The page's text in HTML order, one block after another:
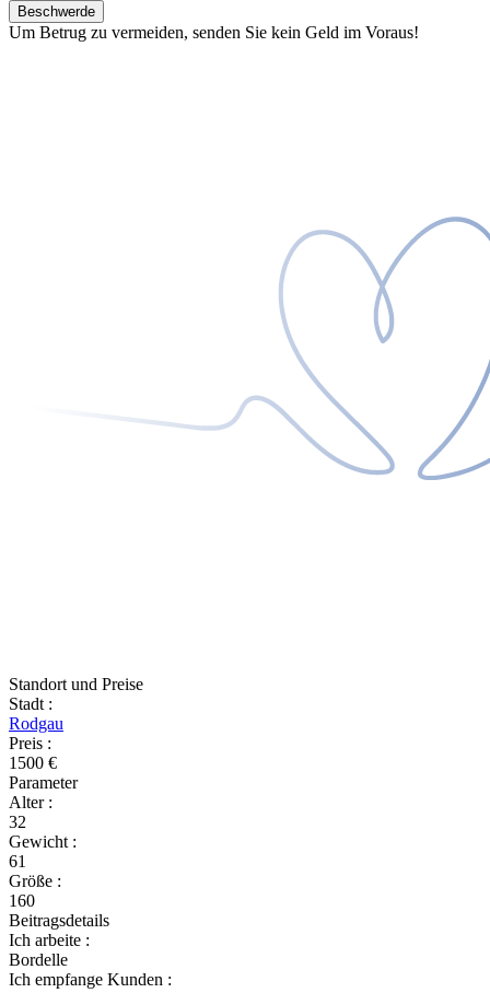
Beschwerde
Um Betrug zu vermeiden, senden Sie kein Geld im Voraus!
Standort und Preise
Stadt :
Rodgau
Preis :
1500 €
Parameter
Alter :
32
Gewicht :
61
Größe :
160
Beitragsdetails
Ich arbeite :
Bordelle
Ich empfange Kunden :